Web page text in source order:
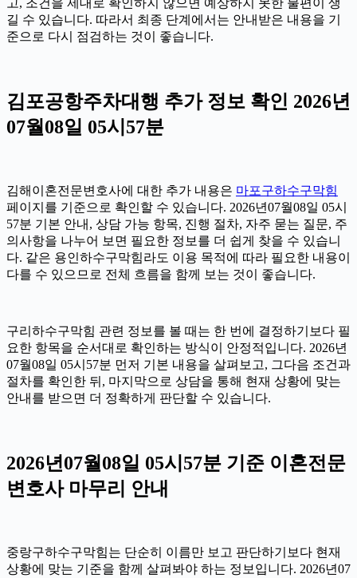
고, 조건을 제대로 확인하지 않으면 예상하지 못한 불편이 생
길 수 있습니다. 따라서 최종 단계에서는 안내받은 내용을 기
준으로 다시 점검하는 것이 좋습니다.
김포공항주차대행 추가 정보 확인 2026년
07월08일 05시57분
김해이혼전문변호사에 대한 추가 내용은 마포구하수구막힘
페이지를 기준으로 확인할 수 있습니다. 2026년07월08일 05시
57분 기본 안내, 상담 가능 항목, 진행 절차, 자주 묻는 질문, 주
의사항을 나누어 보면 필요한 정보를 더 쉽게 찾을 수 있습니
다. 같은 용인하수구막힘라도 이용 목적에 따라 필요한 내용이
다를 수 있으므로 전체 흐름을 함께 보는 것이 좋습니다.
구리하수구막힘 관련 정보를 볼 때는 한 번에 결정하기보다 필
요한 항목을 순서대로 확인하는 방식이 안정적입니다. 2026년
07월08일 05시57분 먼저 기본 내용을 살펴보고, 그다음 조건과
절차를 확인한 뒤, 마지막으로 상담을 통해 현재 상황에 맞는
안내를 받으면 더 정확하게 판단할 수 있습니다.
2026년07월08일 05시57분 기준 이혼전문
변호사 마무리 안내
중랑구하수구막힘는 단순히 이름만 보고 판단하기보다 현재
상황에 맞는 기준을 함께 살펴봐야 하는 정보입니다. 2026년07